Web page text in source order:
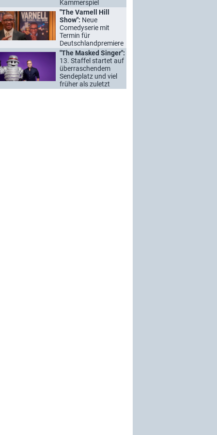
Kammerspiel
"The Varnell Hill
Show": Neue
Comedyserie mit
Termin für
Deutschlandpremiere
"The Masked Singer":
13. Staffel startet auf
überraschendem
Sendeplatz und viel
früher als zuletzt